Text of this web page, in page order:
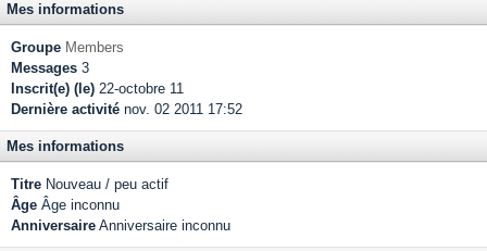
Mes informations
Groupe Members
Messages 3
Inscrit(e) (le) 22-octobre 11
Dernière activité nov. 02 2011 17:52
Mes informations
Titre Nouveau / peu actif
Âge Âge inconnu
Anniversaire Anniversaire inconnu